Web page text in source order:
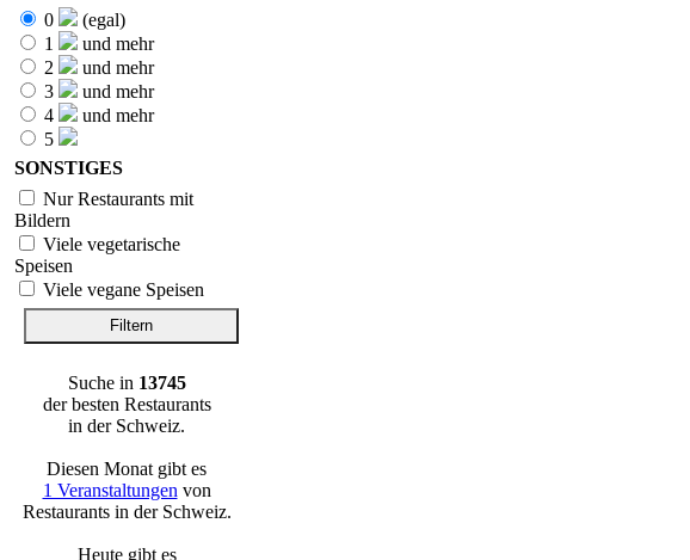
0
(egal)
1
und mehr
2
und mehr
3
und mehr
4
und mehr
5
SONSTIGES
Nur Restaurants mit
Bildern
Viele vegetarische
Speisen
Viele vegane Speisen
Suche in 13745
der besten Restaurants
in der Schweiz.
Diesen Monat gibt es
1 Veranstaltungen von
Restaurants in der Schweiz.
Heute gibt es